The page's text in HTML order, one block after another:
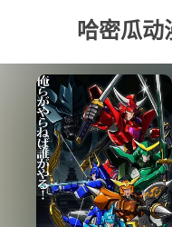
哈密瓜动
大家在看 日本动